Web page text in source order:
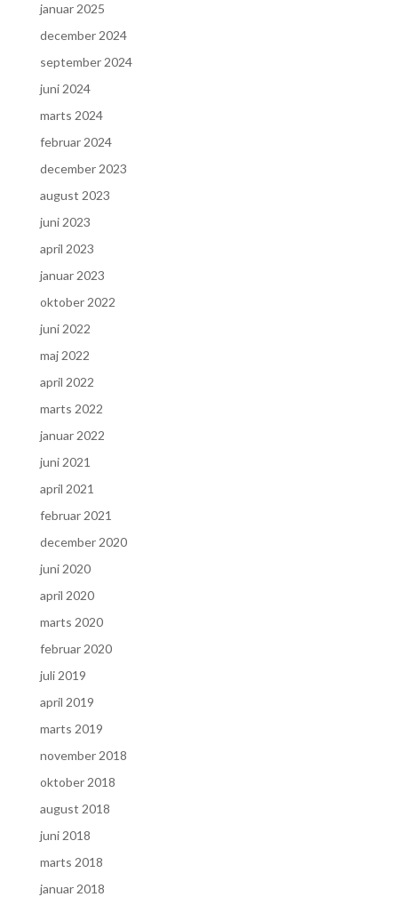
januar 2025
december 2024
september 2024
juni 2024
marts 2024
februar 2024
december 2023
august 2023
juni 2023
april 2023
januar 2023
oktober 2022
juni 2022
maj 2022
april 2022
marts 2022
januar 2022
juni 2021
april 2021
februar 2021
december 2020
juni 2020
april 2020
marts 2020
februar 2020
juli 2019
april 2019
marts 2019
november 2018
oktober 2018
august 2018
juni 2018
marts 2018
januar 2018